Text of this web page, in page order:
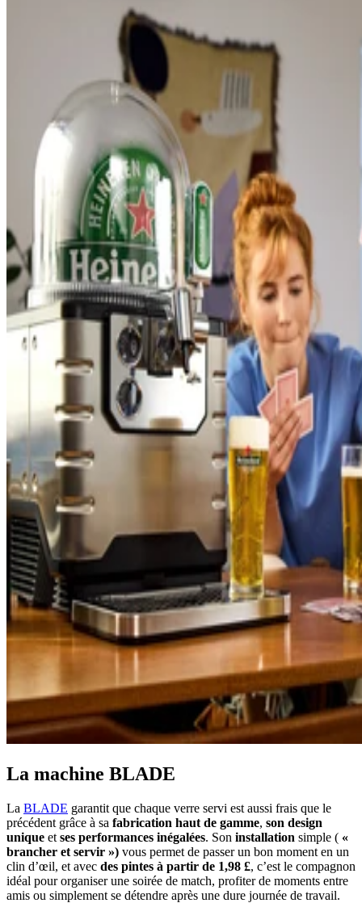
La machine BLADE
La BLADE garantit que chaque verre servi est aussi frais que le
précédent grâce à sa fabrication haut de gamme, son design
unique et ses performances inégalées. Son installation simple ( «
brancher et servir ») vous permet de passer un bon moment en un
clin d’œil, et avec des pintes à partir de 1,98 £, c’est le compagnon
idéal pour organiser une soirée de match, profiter de moments entre
amis ou simplement se détendre après une dure journée de travail.